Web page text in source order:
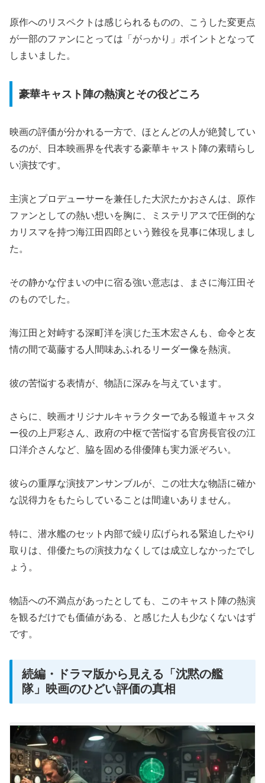
原作へのリスペクトは感じられるものの、こうした変更点
が一部のファンにとっては「がっかり」ポイントとなって
しまいました。
豪華キャスト陣の熱演とその役どころ
映画の評価が分かれる一方で、ほとんどの人が絶賛してい
るのが、日本映画界を代表する豪華キャスト陣の素晴らし
い演技です。
主演とプロデューサーを兼任した大沢たかおさんは、原作
ファンとしての熱い想いを胸に、ミステリアスで圧倒的な
カリスマを持つ海江田四郎という難役を見事に体現しまし
た。
その静かな佇まいの中に宿る強い意志は、まさに海江田そ
のものでした。
海江田と対峙する深町洋を演じた玉木宏さんも、命令と友
情の間で葛藤する人間味あふれるリーダー像を熱演。
彼の苦悩する表情が、物語に深みを与えています。
さらに、映画オリジナルキャラクターである報道キャスタ
ー役の上戸彩さん、政府の中枢で苦悩する官房長官役の江
口洋介さんなど、脇を固める俳優陣も実力派ぞろい。
彼らの重厚な演技アンサンブルが、この壮大な物語に確か
な説得力をもたらしていることは間違いありません。
特に、潜水艦のセット内部で繰り広げられる緊迫したやり
取りは、俳優たちの演技力なくしては成立しなかったでし
ょう。
物語への不満点があったとしても、このキャスト陣の熱演
を観るだけでも価値がある、と感じた人も少なくないはず
です。
続編・ドラマ版から見える「沈黙の艦
隊」映画のひどい評価の真相